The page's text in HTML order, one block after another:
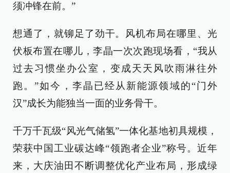
须冲锋在前。”
想通了，就铆足了劲干。风机布局在哪里、光
伏板布置在哪儿，李晶一次次跑现场看，“我从
过去习惯坐办公室，变成天天风吹雨淋往外
跑。”如今，李晶已经从新能源领域的“门外
汉”成长为能独当一面的业务骨干。
千万千瓦级“风光气储氢”一体化基地初具规模，
荣获中国工业碳达峰“领跑者企业”称号。近年
来，大庆油田不断调整优化产业布局，形成绿